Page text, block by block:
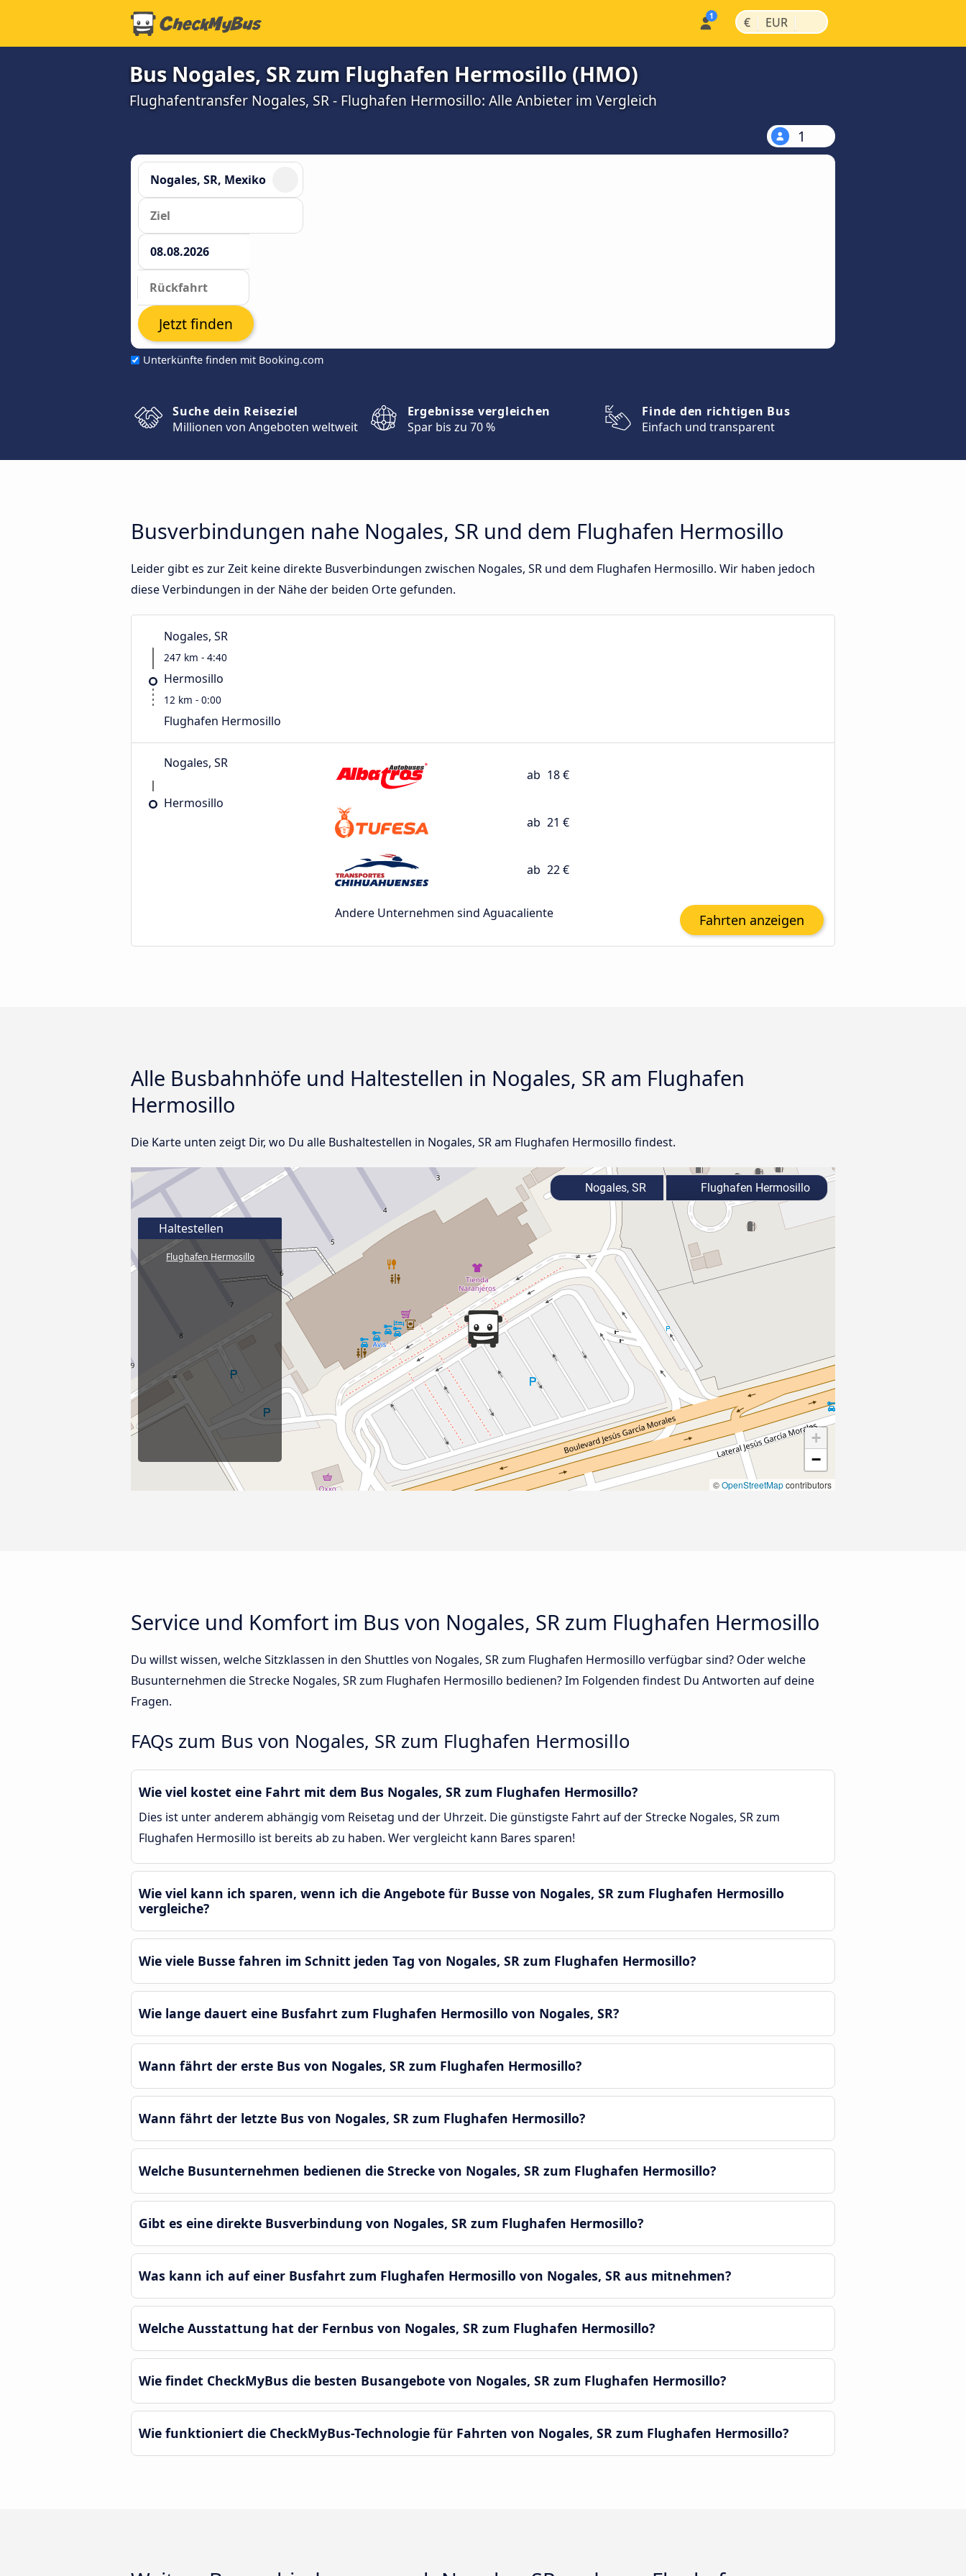
€ | EUR |
Bus Nogales, SR zum Flughafen Hermosillo (HMO)
Flughafentransfer Nogales, SR - Flughafen Hermosillo: Alle Anbieter im Vergleich
1
Unterkünfte finden mit Booking.com
Jetzt finden
Suche dein Reiseziel
Millionen von Angeboten weltweit
Ergebnisse vergleichen
Spar bis zu 70 %
Finde den richtigen Bus
Einfach und transparent
Busverbindungen nahe Nogales, SR und dem Flughafen Hermosillo
Leider gibt es zur Zeit keine direkte Busverbindungen zwischen Nogales, SR und dem Flughafen Hermosillo. Wir haben jedoch
diese Verbindungen in der Nähe der beiden Orte gefunden.
Nogales, SR
247 km - 4:40
Hermosillo
12 km - 0:00
Flughafen Hermosillo
Nogales, SR
Hermosillo
ab 18 €
ab 21 €
ab 22 €
Andere Unternehmen sind Aguacaliente Fahrten anzeigen
Alle Busbahnhöfe und Haltestellen in Nogales, SR am Flughafen
Hermosillo
Die Karte unten zeigt Dir, wo Du alle Bushaltestellen in Nogales, SR am Flughafen Hermosillo findest.
+
−
©OpenStreetMapcontributors
Haltestellen
Flughafen Hermosillo
Nogales, SR Flughafen Hermosillo
Service und Komfort im Bus von Nogales, SR zum Flughafen Hermosillo
Du willst wissen, welche Sitzklassen in den Shuttles von Nogales, SR zum Flughafen Hermosillo verfügbar sind? Oder welche
Busunternehmen die Strecke Nogales, SR zum Flughafen Hermosillo bedienen? Im Folgenden findest Du Antworten auf deine
Fragen.
FAQs zum Bus von Nogales, SR zum Flughafen Hermosillo
Wie viel kostet eine Fahrt mit dem Bus Nogales, SR zum Flughafen Hermosillo?
Dies ist unter anderem abhängig vom Reisetag und der Uhrzeit. Die günstigste Fahrt auf der Strecke Nogales, SR zum
Flughafen Hermosillo ist bereits ab zu haben. Wer vergleicht kann Bares sparen!
Wie viel kann ich sparen, wenn ich die Angebote für Busse von Nogales, SR zum Flughafen Hermosillo
vergleiche?
Wie viele Busse fahren im Schnitt jeden Tag von Nogales, SR zum Flughafen Hermosillo?
Wie lange dauert eine Busfahrt zum Flughafen Hermosillo von Nogales, SR?
Wann fährt der erste Bus von Nogales, SR zum Flughafen Hermosillo?
Wann fährt der letzte Bus von Nogales, SR zum Flughafen Hermosillo?
Welche Busunternehmen bedienen die Strecke von Nogales, SR zum Flughafen Hermosillo?
Gibt es eine direkte Busverbindung von Nogales, SR zum Flughafen Hermosillo?
Was kann ich auf einer Busfahrt zum Flughafen Hermosillo von Nogales, SR aus mitnehmen?
Welche Ausstattung hat der Fernbus von Nogales, SR zum Flughafen Hermosillo?
Wie findet CheckMyBus die besten Busangebote von Nogales, SR zum Flughafen Hermosillo?
Wie funktioniert die CheckMyBus-Technologie für Fahrten von Nogales, SR zum Flughafen Hermosillo?